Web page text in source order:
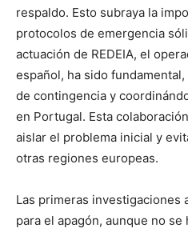
respaldo. Esto subraya la
protocolos de emergencia
actuación de REDEIA, el
español, ha sido
de contingencia y
en Portugal. Esta
aislar el problema inicial y
otras regiones europeas.
Las primeras investigaciones
para el apagón, aunque no